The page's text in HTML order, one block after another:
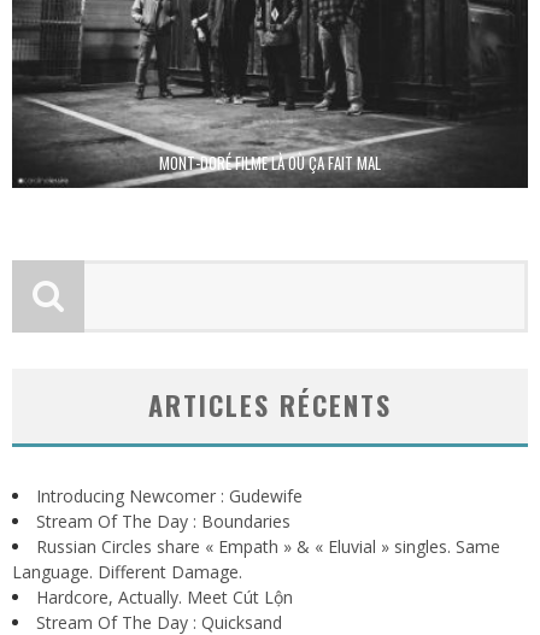
MONT-DORÉ FILME LÀ OÙ ÇA FAIT MAL
ARTICLES RÉCENTS
Introducing Newcomer : Gudewife
Stream Of The Day : Boundaries
Russian Circles share « Empath » & « Eluvial » singles. Same
Language. Different Damage.
Hardcore, Actually. Meet Cút Lộn
Stream Of The Day : Quicksand